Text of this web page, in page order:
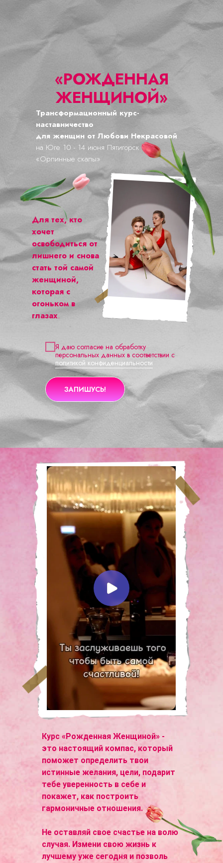
«РОЖДЕННАЯ
ЖЕНЩИНОЙ»
Трансформационный курс-
наставничество
для женщин от Любови Некрасовой
на Юге 10 - 14 июня Пятигорск
«Орлинные скалы»
Для тех, кто
хочет
освободиться от
лишнего и снова
стать той самой
женщиной,
которая с
огоньком в
глазах.
Я даю согласие на обработку
персональных данных в соответствии с
политикой конфиденциальности
ЗАПИШУСЬ!
Курс «Рожденная Женщиной» -
это настоящий компас, который
поможет определить твои
истинные желания, цели, подарит
тебе уверенность в себе и
покажет, как построить
гармоничные отношения.
Не оставляй свое счастье на волю
случая. Измени свою жизнь к
лучшему уже сегодня и позволь